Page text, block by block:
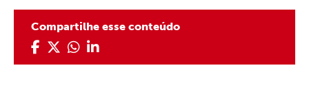
Compartilhe esse conteúdo